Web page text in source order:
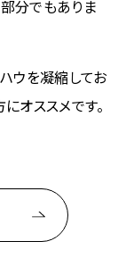
分でもありま
ウを凝縮してお
オススメです。